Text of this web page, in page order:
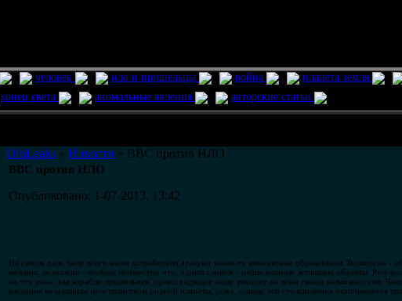
человек нло и пришельцы война планета земля
конец света аномальные явления авторские статьи
UfoLeaks » Новости » BBC против НЛО
BBC против НЛО
Опубликовано: 1-07-2013, 13:42
На самом деле чаще всего наши истребители атакуют какие-то непонятные образования. Возможно -
явления, возможно - вообще неизвестно что, одним словом - неопознанные летающие объекты.
не что иное, как корабли пришельцев, превосходящие нашу технику по всем своим возможностям.
владение воздушным пространством родной планеты, реже, однако эти столкновения оканчиваются